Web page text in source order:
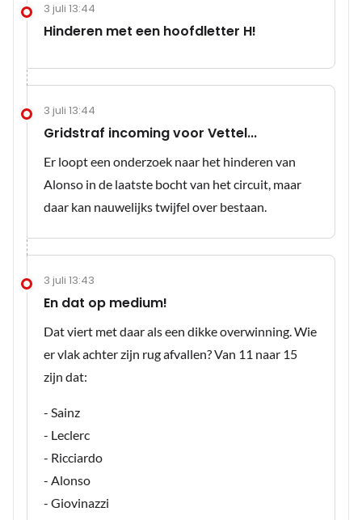
3 juli 13:44
Hinderen met een hoofdletter H!
3 juli 13:44
Gridstraf incoming voor Vettel...
Er loopt een onderzoek naar het hinderen van
Alonso in de laatste bocht van het circuit, maar
daar kan nauwelijks twijfel over bestaan.
3 juli 13:43
En dat op medium!
Dat viert met daar als een dikke overwinning. Wie
er vlak achter zijn rug afvallen? Van 11 naar 15
zijn dat:
- Sainz
- Leclerc
- Ricciardo
- Alonso
- Giovinazzi